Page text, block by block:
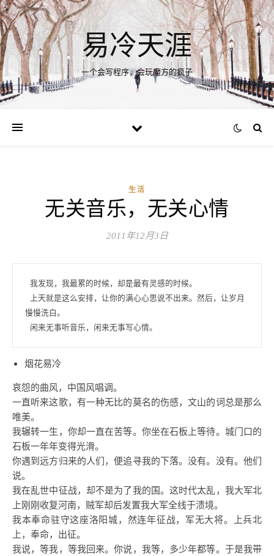
易冷天涯
一个会写程序，会玩魔方的疯子
生活
无关音乐，无关心情
2011年12月3日
慢慢洗白。
闲来无事听音乐，闲来无事写心情。
烟花易冷
哀怨的曲风，中国风唱调。
一直听来这歌，有一种无比的莫名的伤感，文山的词总是那么
唯美。
我辗转一生，你却一直在苦等。你坐在石板上等待。城门口的
石板一年年变得光滑。
你遇到远方归来的人们，便追寻我的下落。没有。没有。他们
说。
我在乱世中征战，却不是为了我的国。这时代太乱，我大军北
上刚刚收复河南，贼军却后发置我大军全线于溃境。
我本奉命驻守这座洛阳城，然连年征战，军无大将。上兵北
上，奉命，出征。
我说，等我，等我回来。你说，我等，多少年都等。于是我带